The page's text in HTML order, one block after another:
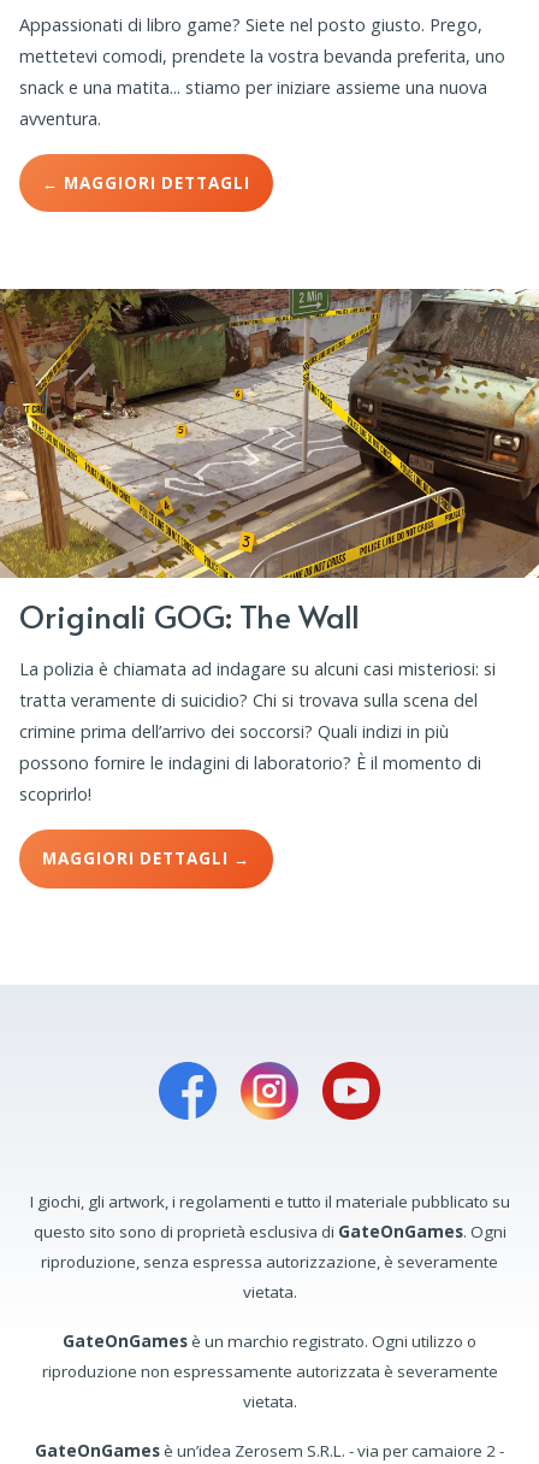
Appassionati di libro game? Siete nel posto giusto. Prego,
mettetevi comodi, prendete la vostra bevanda preferita, uno
snack e una matita... stiamo per iniziare assieme una nuova
avventura.
← MAGGIORI DETTAGLI
Originali GOG: The Wall
La polizia è chiamata ad indagare su alcuni casi misteriosi: si
tratta veramente di suicidio? Chi si trovava sulla scena del
crimine prima dell’arrivo dei soccorsi? Quali indizi in più
possono fornire le indagini di laboratorio? È il momento di
scoprirlo!
MAGGIORI DETTAGLI →
I giochi, gli artwork, i regolamenti e tutto il materiale pubblicato su
questo sito sono di proprietà esclusiva di GateOnGames. Ogni
riproduzione, senza espressa autorizzazione, è severamente
vietata.
GateOnGamesè un marchio registrato. Ogni utilizzo o
riproduzione non espressamente autorizzata è severamente
vietata.
GateOnGamesè un’idea Zerosem S.R.L. - via per camaiore 2 -